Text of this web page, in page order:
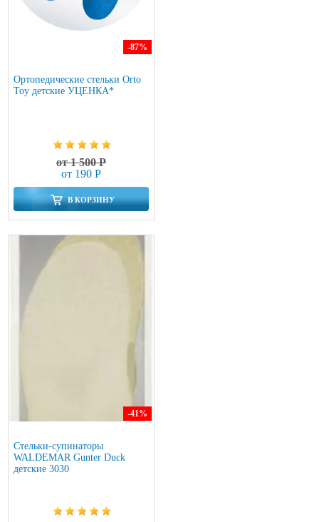
-87%
Ортопедические стельки Orto
Toy детские УЦЕНКА*
от 1 500 Р
от 190 Р
В КОРЗИНУ
-41%
Стельки-супинаторы
WALDEMAR Gunter Duck
детские 3030